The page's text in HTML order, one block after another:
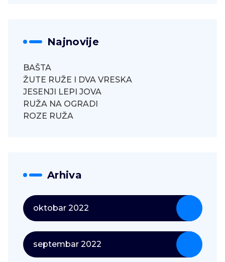
Najnovije
BAŠTA
ŽUTE RUŽE I DVA VRESKA
JESENJI LEPI JOVA
RUŽA NA OGRADI
ROZE RUŽA
Arhiva
oktobar 2022
septembar 2022